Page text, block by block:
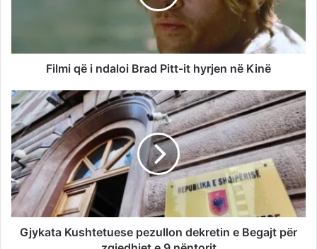
Filmi që i ndaloi Brad Pitt-it hyrjen në Kinë
Gjykata Kushtetuese pezullon dekretin e Begajt për